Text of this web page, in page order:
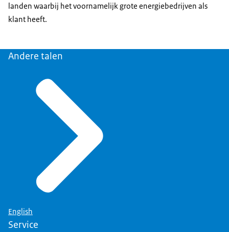
landen waarbij het voornamelijk grote energiebedrijven als
klant heeft.
Andere talen
English
Service